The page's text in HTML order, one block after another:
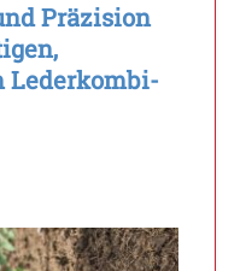
Präzision
Lederkombi-